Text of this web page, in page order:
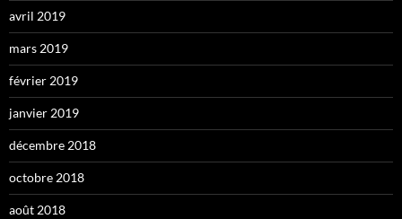
avril 2019
mars 2019
février 2019
janvier 2019
décembre 2018
octobre 2018
août 2018